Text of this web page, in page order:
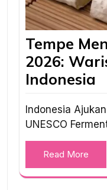
Tempe
2026:
Indonesia
Indonesia
UNESCO
Read More